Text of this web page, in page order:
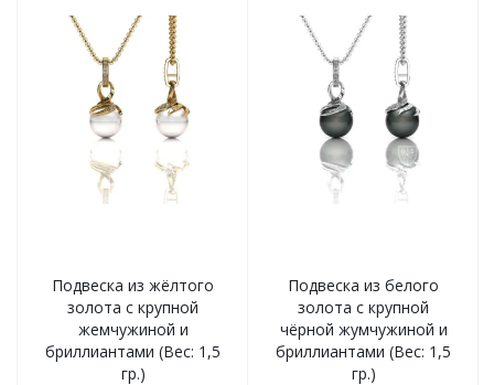
Подвеска из жёлтого
золота с крупной
жемчужиной и
бриллиантами (Вес: 1,5
гр.)
Подвеска из белого
золота с крупной
чёрной жумчужиной и
бриллиантами (Вес: 1,5
гр.)